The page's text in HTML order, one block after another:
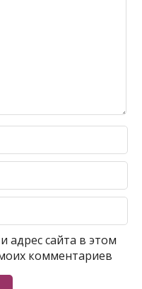
адрес сайта в этом
комментариев